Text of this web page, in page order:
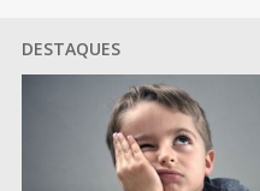
DESTAQUES